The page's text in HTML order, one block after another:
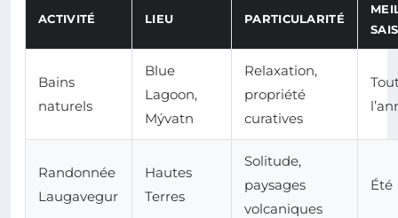
ACTIVITÉ LIEU PARTICULARITÉ
Bains
naturels
Blue
Lagoon,
Mývatn
Relaxation,
propriété
curatives
Randonnée
Laugavegur
Hautes
Terres
Solitude,
paysages
volcaniques
Été